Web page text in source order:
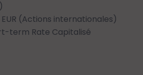
EUR (Actions internationales)
term Rate Capitalisé